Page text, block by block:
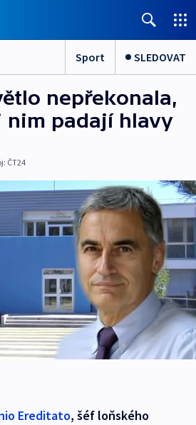
Sport SLEDOVAT
nepřekonala,
nim padají hlavy
ČT24
Ereditato, šéf loňského